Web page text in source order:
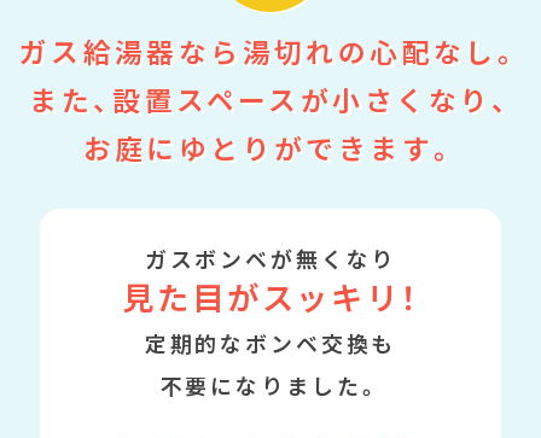
ガス給湯器なら湯切れの心配なし。
また、設置スペースが小さくなり、
お庭にゆとりができます。
ガスボンベが無くなり
見た目がスッキリ！
定期的なボンベ交換も
不要になりました。